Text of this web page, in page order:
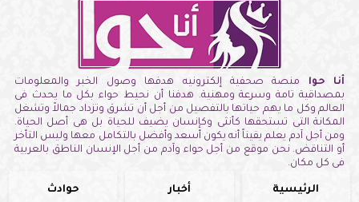
أنا حوا منصة صحفية إلكترونيه هدفها وصول الخبر والمعلومات
بمصداقية تامة وسرعة ومهنية. هدفنا أن نحيط حواء بكل ما يحدث فى
العالم وكل ما يهم حياتها بالتفصيل من أجل أن تشرق وتزداد جمالاً وتشغل
المكانة التى تستحقها كأنثى وكإنسان يضيف للحياة بل هى أصل الحياة.
ومن أجل آدم يعلم يقيناً أنه يكون أسعد وأفضل بالتكامل معها وليس التأخر
أو التناقض. نحن موقع من أجل حواء وآدم من أجل الإنسان الناطق بالعربية
فى كل مكان.
الرئيسية أخبار حوادث